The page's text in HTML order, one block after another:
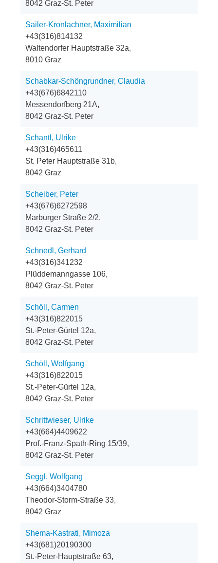
8042 Graz-St. Peter
Sailer-Kronlachner, Maximilian
+43(316)814132
Waltendorfer Hauptstraße 32a,
8010 Graz
Schabkar-Schöngrundner, Claudia
+43(676)6842110
Messendorfberg 21A,
8042 Graz-St. Peter
Schantl, Ulrike
+43(316)465611
St. Peter Hauptstraße 31b,
8042 Graz
Scheiber, Peter
+43(676)6272598
Marburger Straße 2/2,
8042 Graz-St. Peter
Schnedl, Gerhard
+43(316)341232
Plüddemanngasse 106,
8042 Graz-St. Peter
Schöll, Carmen
+43(316)822015
St.-Peter-Gürtel 12a,
8042 Graz-St. Peter
Schöll, Wolfgang
+43(316)822015
St.-Peter-Gürtel 12a,
8042 Graz-St. Peter
Schrittwieser, Ulrike
+43(664)4409622
Prof.-Franz-Spath-Ring 15/39,
8042 Graz-St. Peter
Seggl, Wolfgang
+43(664)3404780
Theodor-Storm-Straße 33,
8042 Graz
Shema-Kastrati, Mimoza
+43(681)20190300
St.-Peter-Hauptstraße 63,